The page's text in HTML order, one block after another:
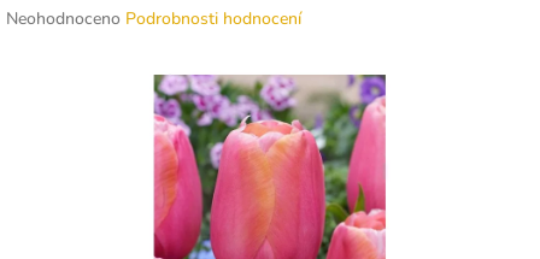
Průměrné
Neohodnoceno Podrobnosti hodnocení